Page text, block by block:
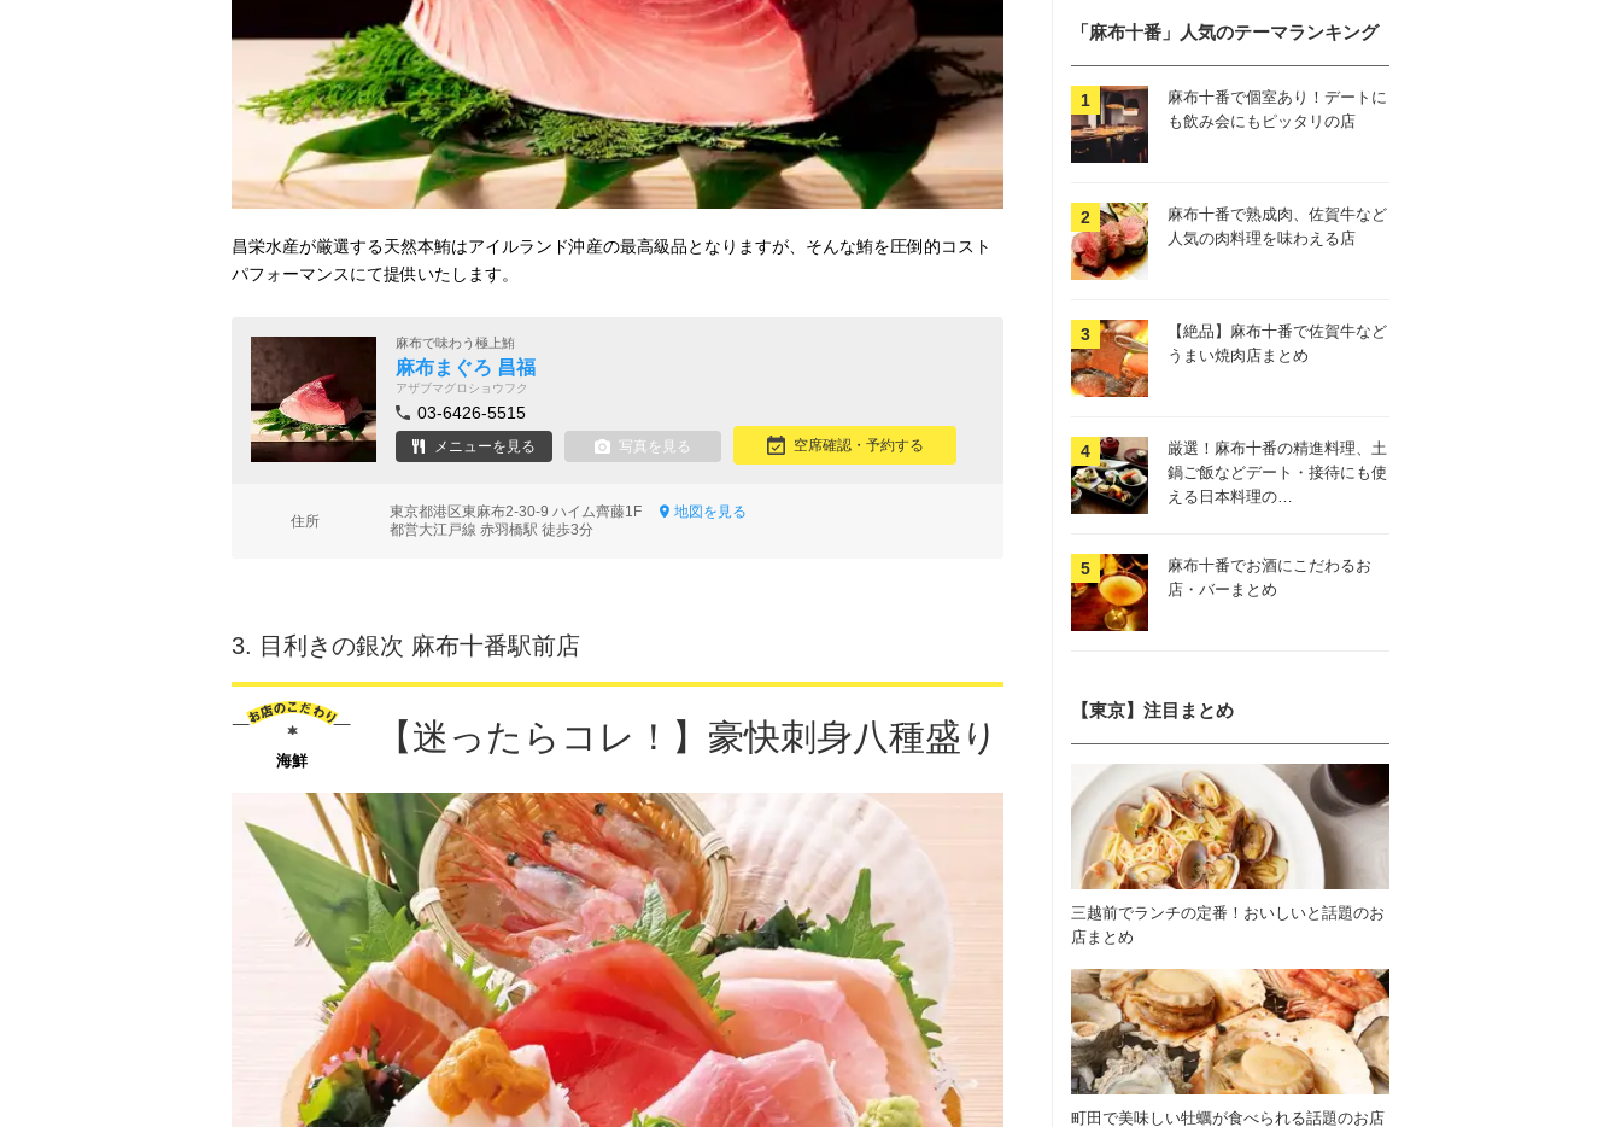
昌栄水産が厳選する天然本鮪はアイルランド沖産の最高級品となりますが、そんな鮪を圧倒的コスト
パフォーマンスにて提供いたします。
麻布で味わう極上鮪
麻布まぐろ 昌福
アザブマグロショウフク
03-6426-5515
メニューを見る 写真を見る 空席確認・予約する
住所
東京都港区東麻布2-30-9 ハイム齊藤1F
地図を見る
都営大江戸線 赤羽橋駅 徒歩3分
3. 目利きの銀次 麻布十番駅前店
海鮮
【迷ったらコレ！】豪快刺身八種盛り
「麻布十番」人気のテーマランキング
麻布十番で個室あり！デートに
も飲み会にもピッタリの店
麻布十番で熟成肉、佐賀牛など
人気の肉料理を味わえる店
【絶品】麻布十番で佐賀牛など
うまい焼肉店まとめ
厳選！麻布十番の精進料理、土
鍋ご飯などデート・接待にも使
える日本料理の…
麻布十番でお酒にこだわるお
店・バーまとめ
【東京】注目まとめ
三越前でランチの定番！おいしいと話題のお
店まとめ
町田で美味しい牡蠣が食べられる話題のお店